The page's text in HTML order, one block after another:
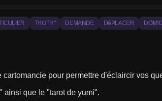
THOTH" DEMANDE DéPLACER
pour permettre d'éclaircir vos
ainsi que le "tarot de yumi".